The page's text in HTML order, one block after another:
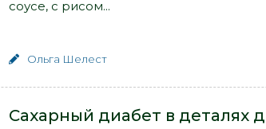
соусе, с рисом...
Ольга Шелест
Сахарный диабет в деталях